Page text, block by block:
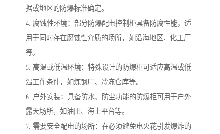
据或地区的防爆标准确定。
4. 腐蚀性环境：部分防爆配电控制柜具备防腐性能，适
用于同时存在腐蚀性介质的场所，如沿海地区、化工厂
等。
5. 高温或低温环境：特殊设计的防爆柜可适应高温或低
温工作条件，如炼钢厂、冷冻仓库等。
6. 户外安装：具备防水、防尘功能的防爆柜可用于户外
露天场所，如油田、海上平台等。
7. 需要安全配电的场所：在必须避免电火花引发爆炸的